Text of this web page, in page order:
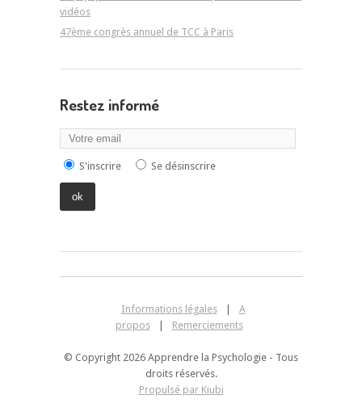
vidéos
47ème congrès annuel de TCC à Paris
Restez informé
S'inscrire Se désinscrire
Informations légales
A
propos
Remerciements
© Copyright 2026 Apprendre la Psychologie - Tous
droits réservés.
Propulsé par Kiubi